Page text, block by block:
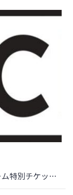
2025/26 SOMPO WEリーグ ホームゲーム特別チケット販売について